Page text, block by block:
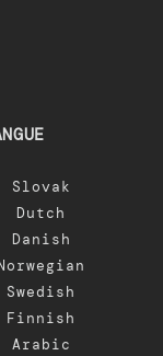
Slovak
Dutch
Danish
Swedish
Finnish
Arabic